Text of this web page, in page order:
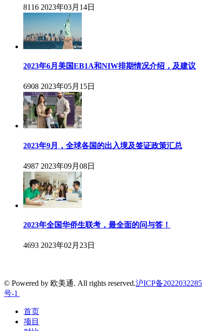
8116 2023年03月14日
2023年6月美国EB1A和NIW排期情况介绍，及建议
6908 2023年05月15日
2023年9月，全球各国的出入境及签证政策汇总
4987 2023年09月08日
2023年全国华侨生联考，最全面的问与答！
4693 2023年02月23日
© Powered by 欧美通. All rights reserved.沪ICP备2022032285
号-1
首页
项目